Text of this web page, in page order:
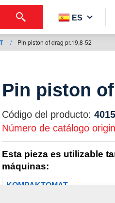
ES
/ Pin piston of drag pr.19,8-52
Pin piston
Código del producto:
Número de catálogo
Esta pieza es utilizable
máquinas:
KOMPAKTOMAT